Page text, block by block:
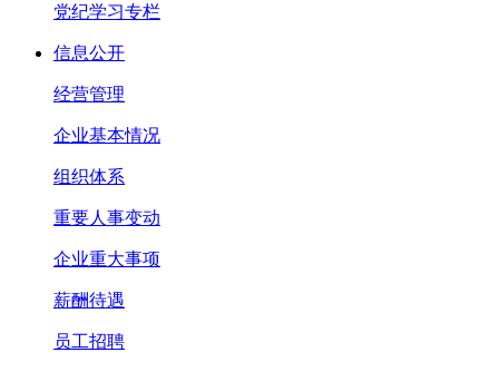
党纪学习专栏
信息公开
经营管理
企业基本情况
组织体系
重要人事变动
企业重大事项
薪酬待遇
员工招聘